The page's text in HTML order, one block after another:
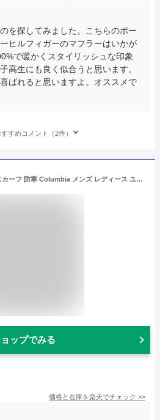
を探してみました。こちらのボー
ヒルフィガーのマフラーはいかが
で暖かくスタイリッシュな印象
高生にも良く似合うと思います。
ばれると思いますよ。オススメで
すめコメント（2件）
コロンビア マフラー スカーフ 防寒 Columbia メンズ レディース ユニセックス 国内正規品 インポート ブランド 海外ブランド アウトドアブランド プレゼント 彼氏 男性 CU0035
ップでみる
価格と在庫を楽天でチェック >>